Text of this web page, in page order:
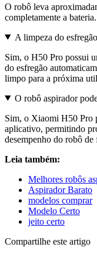
O robô leva
completamente a bateria.
A limpeza do
Sim, o H50 Pro possui
do esfregão
limpo para a próxima
O robô aspirador
Sim, o Xiaomi H50 Pro
aplicativo, permitindo
desempenho do robô de
Leia também:
Melhores robôs
Aspirador Barato
modelos comprar
Modelo Certo
jeito certo
Compartilhe este artigo